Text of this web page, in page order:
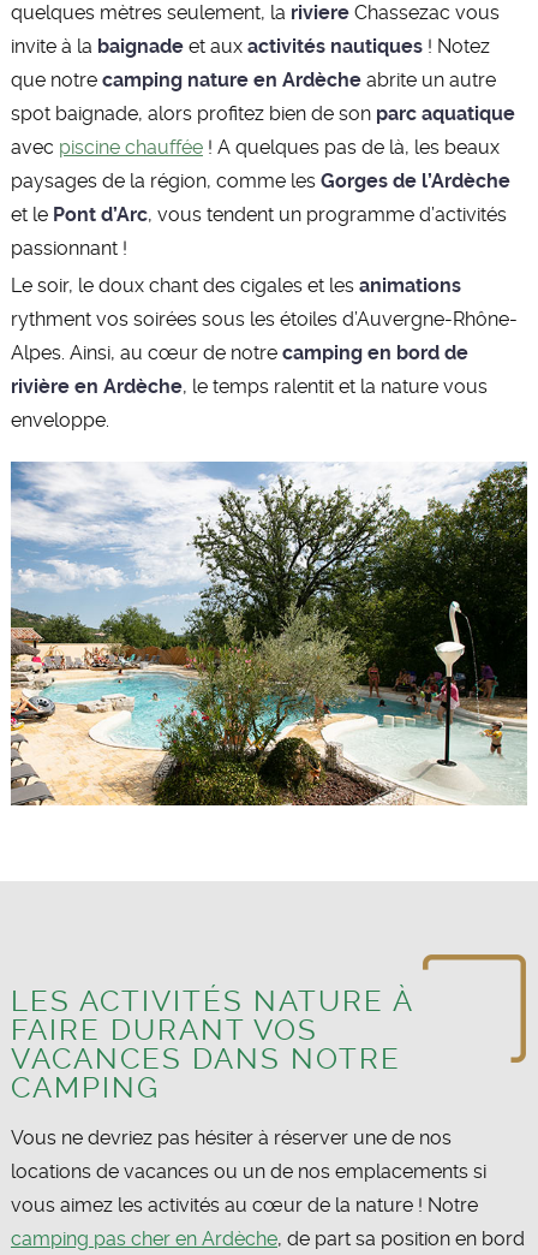
quelques mètres seulement, la riviereChassezac vous
invite à la baignade et auxactivités nautiques! Notez
que notre camping nature en Ardècheabrite un autre
spot baignade, alors profitez bien de son parc aquatique
avec piscine chauffée! A quelques pas de là, les beaux
paysages de la région, comme lesGorges de l’Ardèche
et lePont d’Arc, vous tendent un programme d’activités
passionnant !
Le soir, le doux chant des cigales et les animations
rythment vos soirées sous les étoiles d’Auvergne-Rhône-
Alpes. Ainsi, au cœur de notre camping en bord de
rivière en Ardèche, le temps ralentit et la nature vous
enveloppe.
LES ACTIVITÉS NATURE À
FAIRE DURANT VOS
VACANCES DANS NOTRE
CAMPING
Vous ne devriez pas hésiter à réserver une de nos
locations de vacances ou un de nos emplacements si
vous aimez les activités au cœur de la nature ! Notre
camping pas cher en Ardèche, de part sa position en bord